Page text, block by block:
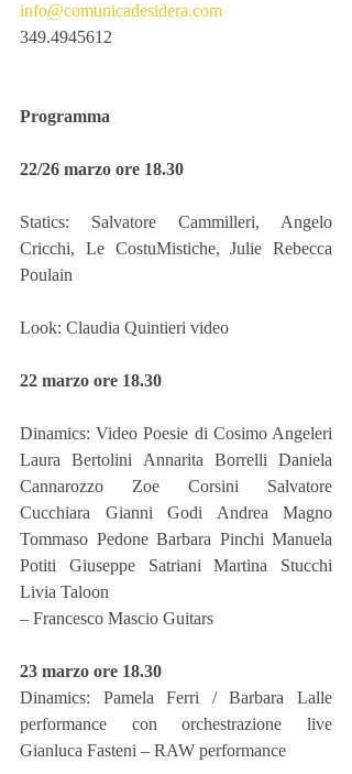
info@comunicadesidera.com
349.4945612
Programma
22/26 marzo ore 18.30
Statics: Salvatore Cammilleri, Angelo
Cricchi, Le CostuMistiche, Julie Rebecca
Poulain
Look: Claudia Quintieri video
22 marzo ore 18.30
Dinamics: Video Poesie di Cosimo Angeleri
Laura Bertolini Annarita Borrelli Daniela
Cannarozzo Zoe Corsini Salvatore
Cucchiara Gianni Godi Andrea Magno
Tommaso Pedone Barbara Pinchi Manuela
Potiti Giuseppe Satriani Martina Stucchi
Livia Taloon
– Francesco Mascio Guitars
23 marzo ore 18.30
Dinamics: Pamela Ferri / Barbara Lalle
performance con orchestrazione live
Gianluca Fasteni – RAW performance